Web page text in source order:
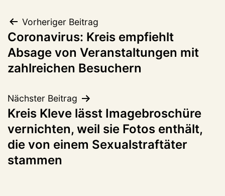
Beitragsnavigation
Vorheriger Beitrag
Coronavirus: Kreis empfiehlt
Absage von Veranstaltungen mit
zahlreichen Besuchern
Nächster Beitrag
Kreis Kleve lässt Imagebroschüre
vernichten, weil sie Fotos enthält,
die von einem Sexualstraftäter
stammen